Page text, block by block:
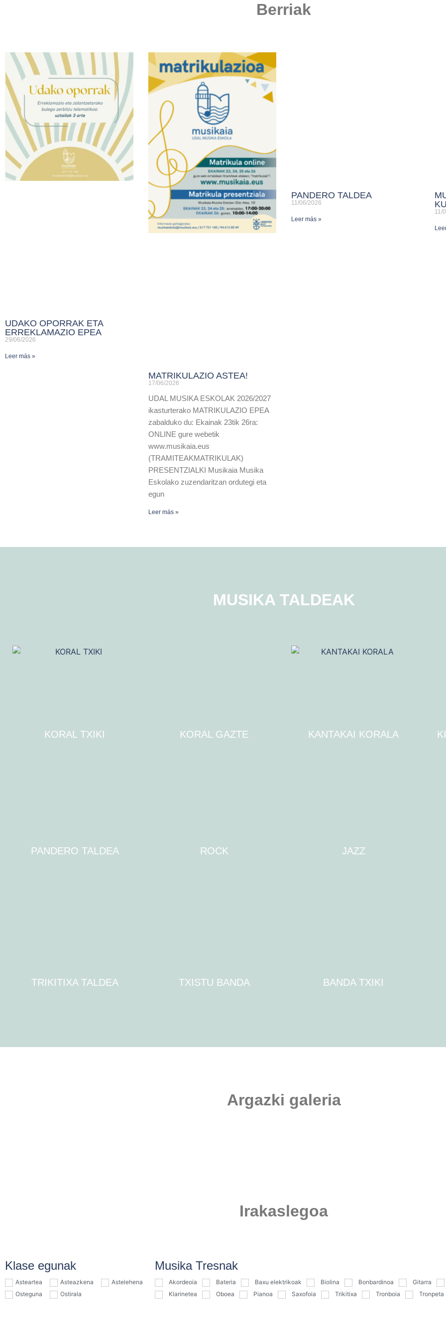
Berriak
UDAKO OPORRAK ETA
ERREKLAMAZIO EPEA
29/06/2026
Leer más »
MATRIKULAZIO ASTEA!
17/06/2026
UDAL MUSIKA ESKOLAK 2026/2027
ikasturterako MATRIKULAZIO EPEA
zabalduko du: Ekainak 23tik 26ra:
ONLINE gure webetik
www.musikaia.eus
(TRAMITEAKMATRIKULAK)
PRESENTZIALKI Musikaia Musika
Eskolako zuzendaritzan ordutegi eta
egun
Leer más »
PANDERO TALDEA
11/06/2026
Leer más »
11/
MUSIKA TALDEAK
KORAL TXIKI KORAL GAZTE KANTAKAI KORALA
PANDERO TALDEA ROCK JAZZ
TRIKITIXA TALDEA TXISTU BANDA BANDA TXIKI
Argazki galeria
Irakaslegoa
Klase egunak
Asteartea Asteazkena
Astelehena
Osteguna
Ostirala
Musika Tresnak
Akordeoia Bateria Baxu elektrikoak Biolina Bonbardinoa Gitarra
Klarinetea
Oboea Pianoa Saxofoia Trikitixa Tronboia Tronpeta